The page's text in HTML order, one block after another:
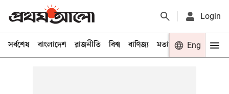
Login
সর্বশেষ বাংলাদেশ রাজনীতি বিশ্ব বাণিজ্য মতামত খেলা
Eng